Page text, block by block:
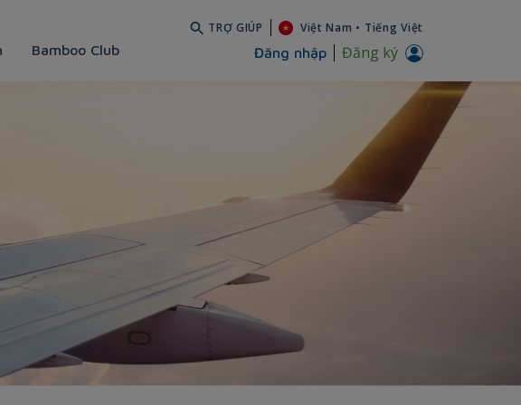
Bamboo Club
TRỢ GIÚP Việt Nam • Tiếng Việt
Đăng nhập Đăng ký